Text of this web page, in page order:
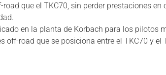
que el TKC70, sin perder prestaciones
en la planta de Korbach para los pilotos
off-road que se posiciona entre el TKC70 y